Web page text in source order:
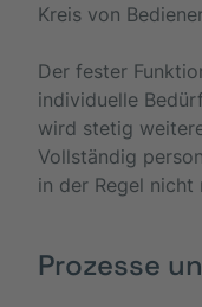
Kreis von
Der fester
individuelle
wird stetig
Vollständig
in der Regel nicht
Prozesse